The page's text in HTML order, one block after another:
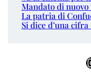
Mandato di
La patria di
Si dice d’una